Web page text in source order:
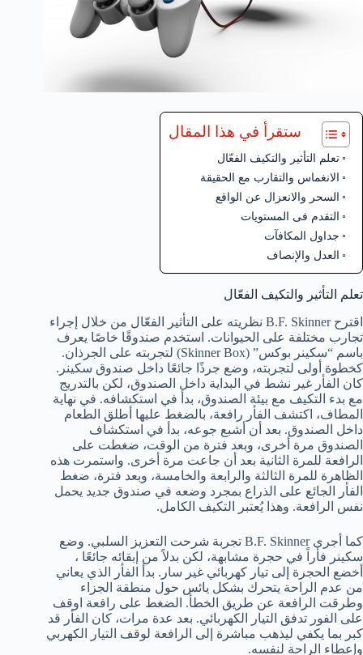
ستقرأ في هذا المقال
تعلم التأثير والتكيف الفعّال
الانغماس والتقارب مع الحقيقة
السحر والانعزال عن الواقع
التقدم فى المستويات
جداول المكافآت
العدل والإنصاف
تعلم التأثير والتكيف الفعّال
اقترح B.F. Skinner نظريته على التأثير الفعّال من خلال إجراء
تجارب مختلفة على الحيوانات. استخدم صندوقًا خاصًا يعرف
باسم “سكينر بوكس” (Skinner Box) لتجربته على الجرذان.
كخطوة أولى لتجربته، وضع جرذًا جائعًا داخل صندوق سكينر.
كان الفأر غير نشط في البداية داخل الصندوق، لكن بالتدريج
مع بدء التكيف مع بيئة الصندوق، بدأ في استكشافه. في نهاية
المطاف، اكتشف الفأر رافعة، بالضغط عليها أطلق الطعام
داخل الصندوق. بعد أن أشبع جوعه، بدأ في استكشاف
الصندوق مرة أخرى، وبعد فترة من الوقت، ضغطت على
الرافعة للمرة الثانية بعد أن جاعت مرة أخرى. واستمرت هذه
الظاهرة للمرة الثالثة والرابعة والخامسة، وبعد فترة، ضغط
الفأر الجائع على الذراع بمجرد وضعه في صندوق جديد يحمل
نفس الرافعة. وهذا يُعتبر التكيف الكامل.
كما أجرى B.F. Skinner تجربة شرحت التعزيز السلبي. وضع
سكينر فأراً في حجرة مشابهة، لكن بدلاً من إبقائه جائعًا ،
أخضع الحجرة إلى تيار كهربائي غير سار. بدأ الفأر الذي يعاني
من عدم الراحة يتحرك بشكل يائس حول منطقة الجزاء
وطرقت الرافعة عن طريق الخطأ. الضغط على رافعة اوقف
على الفور تدفق التيار الكهربائي. بعد عدة مرات، كان الفأر قد
كبر بما يكفي ليذهب مباشرة إلى الرافعة لوقف التيار الكهربي
وإعطاء الراحة لنفسه.